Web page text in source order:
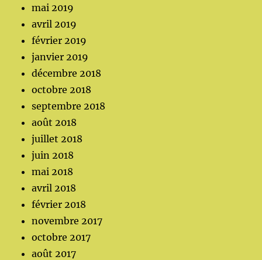
mai 2019
avril 2019
février 2019
janvier 2019
décembre 2018
octobre 2018
septembre 2018
août 2018
juillet 2018
juin 2018
mai 2018
avril 2018
février 2018
novembre 2017
octobre 2017
août 2017